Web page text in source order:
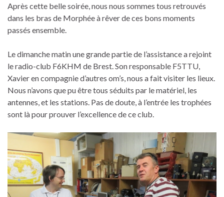
Après cette belle soirée, nous nous sommes tous retrouvés
dans les bras de Morphée à rêver de ces bons moments
passés ensemble.
Le dimanche matin une grande partie de l’assistance a rejoint
le radio-club F6KHM de Brest. Son responsable F5TTU,
Xavier en compagnie d’autres om’s, nous a fait visiter les lieux.
Nous n’avons que pu être tous séduits par le matériel, les
antennes, et les stations. Pas de doute, à l’entrée les trophées
sont là pour prouver l’excellence de ce club.